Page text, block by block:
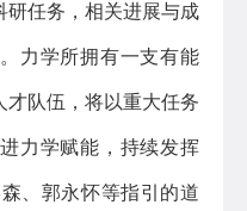
研任务，相关进展与成
力学所拥有一支有能
才队伍，将以重大任务
力学赋能，持续发挥
、郭永怀等指引的道